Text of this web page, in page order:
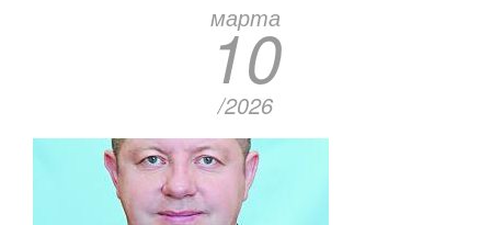
марта
10
/2026